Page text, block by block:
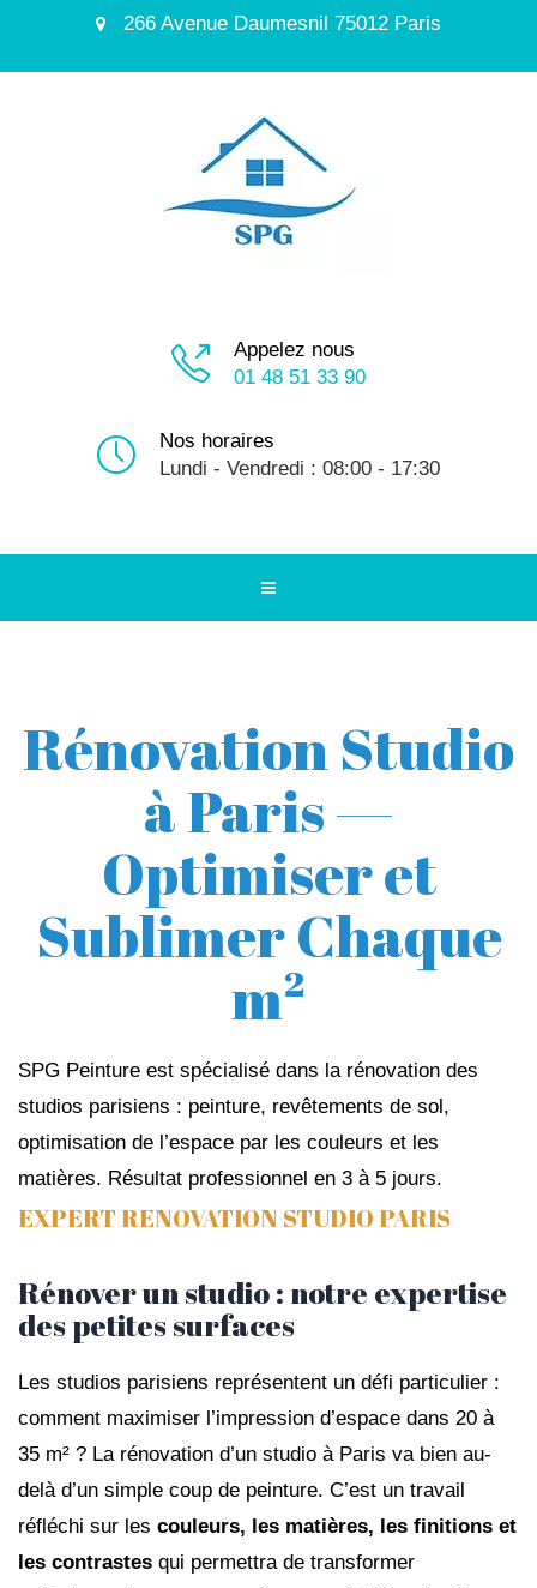
266 Avenue Daumesnil 75012 Paris
Appelez nous
01 48 51 33 90
Nos horaires
Lundi - Vendredi : 08:00 - 17:30
Rénovation Studio
à Paris —
Optimiser et
Sublimer Chaque
m²
SPG Peinture est spécialisé dans la rénovation des
studios parisiens : peinture, revêtements de sol,
optimisation de l’espace par les couleurs et les
matières. Résultat professionnel en 3 à 5 jours.
EXPERT RENOVATION STUDIO PARIS
Rénover un studio : notre expertise
des petites surfaces
Les studios parisiens représentent un défi particulier :
comment maximiser l’impression d’espace dans 20 à
35 m² ? La rénovation d’un studio à Paris va bien au-
delà d’un simple coup de peinture. C’est un travail
réfléchi sur les couleurs, les matières, les finitions et
les contrastes qui permettra de transformer